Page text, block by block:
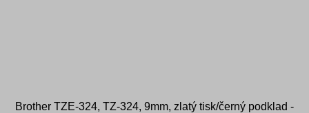
Brother TZE-324, TZ-324, 9mm, zlatý tisk/černý podklad -